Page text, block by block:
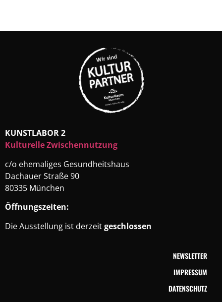
KUNSTLABOR 2
Kulturelle Zwischennutzung
c/o ehemaliges Gesundheitshaus
Dachauer Straße 90
80335 München
Öffnungszeiten:
Die Ausstellung ist derzeitgeschlossen
NEWSLETTER
IMPRESSUM
DATENSCHUTZ